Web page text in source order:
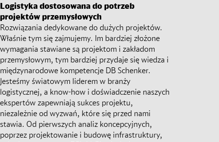
Logistyka dostosowana do potrzeb
projektów przemysłowych
Rozwiązania dedykowane do dużych projektów.
Właśnie tym się zajmujemy. Im bardziej złożone
wymagania stawiane są projektom i zakładom
przemysłowym, tym bardziej przydaje się wiedza i
międzynarodowe kompetencje DB Schenker.
Jesteśmy światowym liderem w branży
logistycznej, a know-how i doświadczenie naszych
ekspertów zapewniają sukces projektu,
niezależnie od wyzwań, które się przed nami
stawia. Od pierwszych analiz koncepcyjnych,
poprzez projektowanie i budowę infrastruktury,